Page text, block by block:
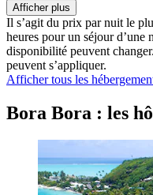
Afficher plus
Il s’agit du prix par nuit le
heures pour un séjour
disponibilité peuvent
peuvent s’appliquer.
Afficher tous les
Bora Bora : les